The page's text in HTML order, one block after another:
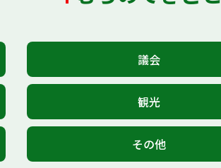
議会
観光
その他